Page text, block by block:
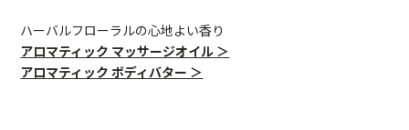
ハーバルフローラルの心地よい香り
アロマティック マッサージオイル ＞
アロマティック ボディバター ＞